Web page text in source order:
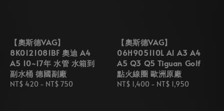
【奧斯德VAG】
8K0121081BF 奧迪 A4
A5 10~17年 水管 水箱到
副水桶 德國副廠
Regular
NT$ 420 - NT$ 750
【奧斯德VAG】
06H905110L A1 A3 A4
A5 Q3 Q5 Tiguan Golf
點火線圈 歐洲原廠
Regular
NT$ 1,400 - NT$ 1,950